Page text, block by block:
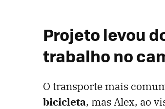
Projeto levou
trabalho no
O transporte mais
bicicleta, mas Alex, ao